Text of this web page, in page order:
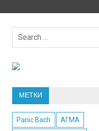
МЕТКИ
Panic Bach АГМА